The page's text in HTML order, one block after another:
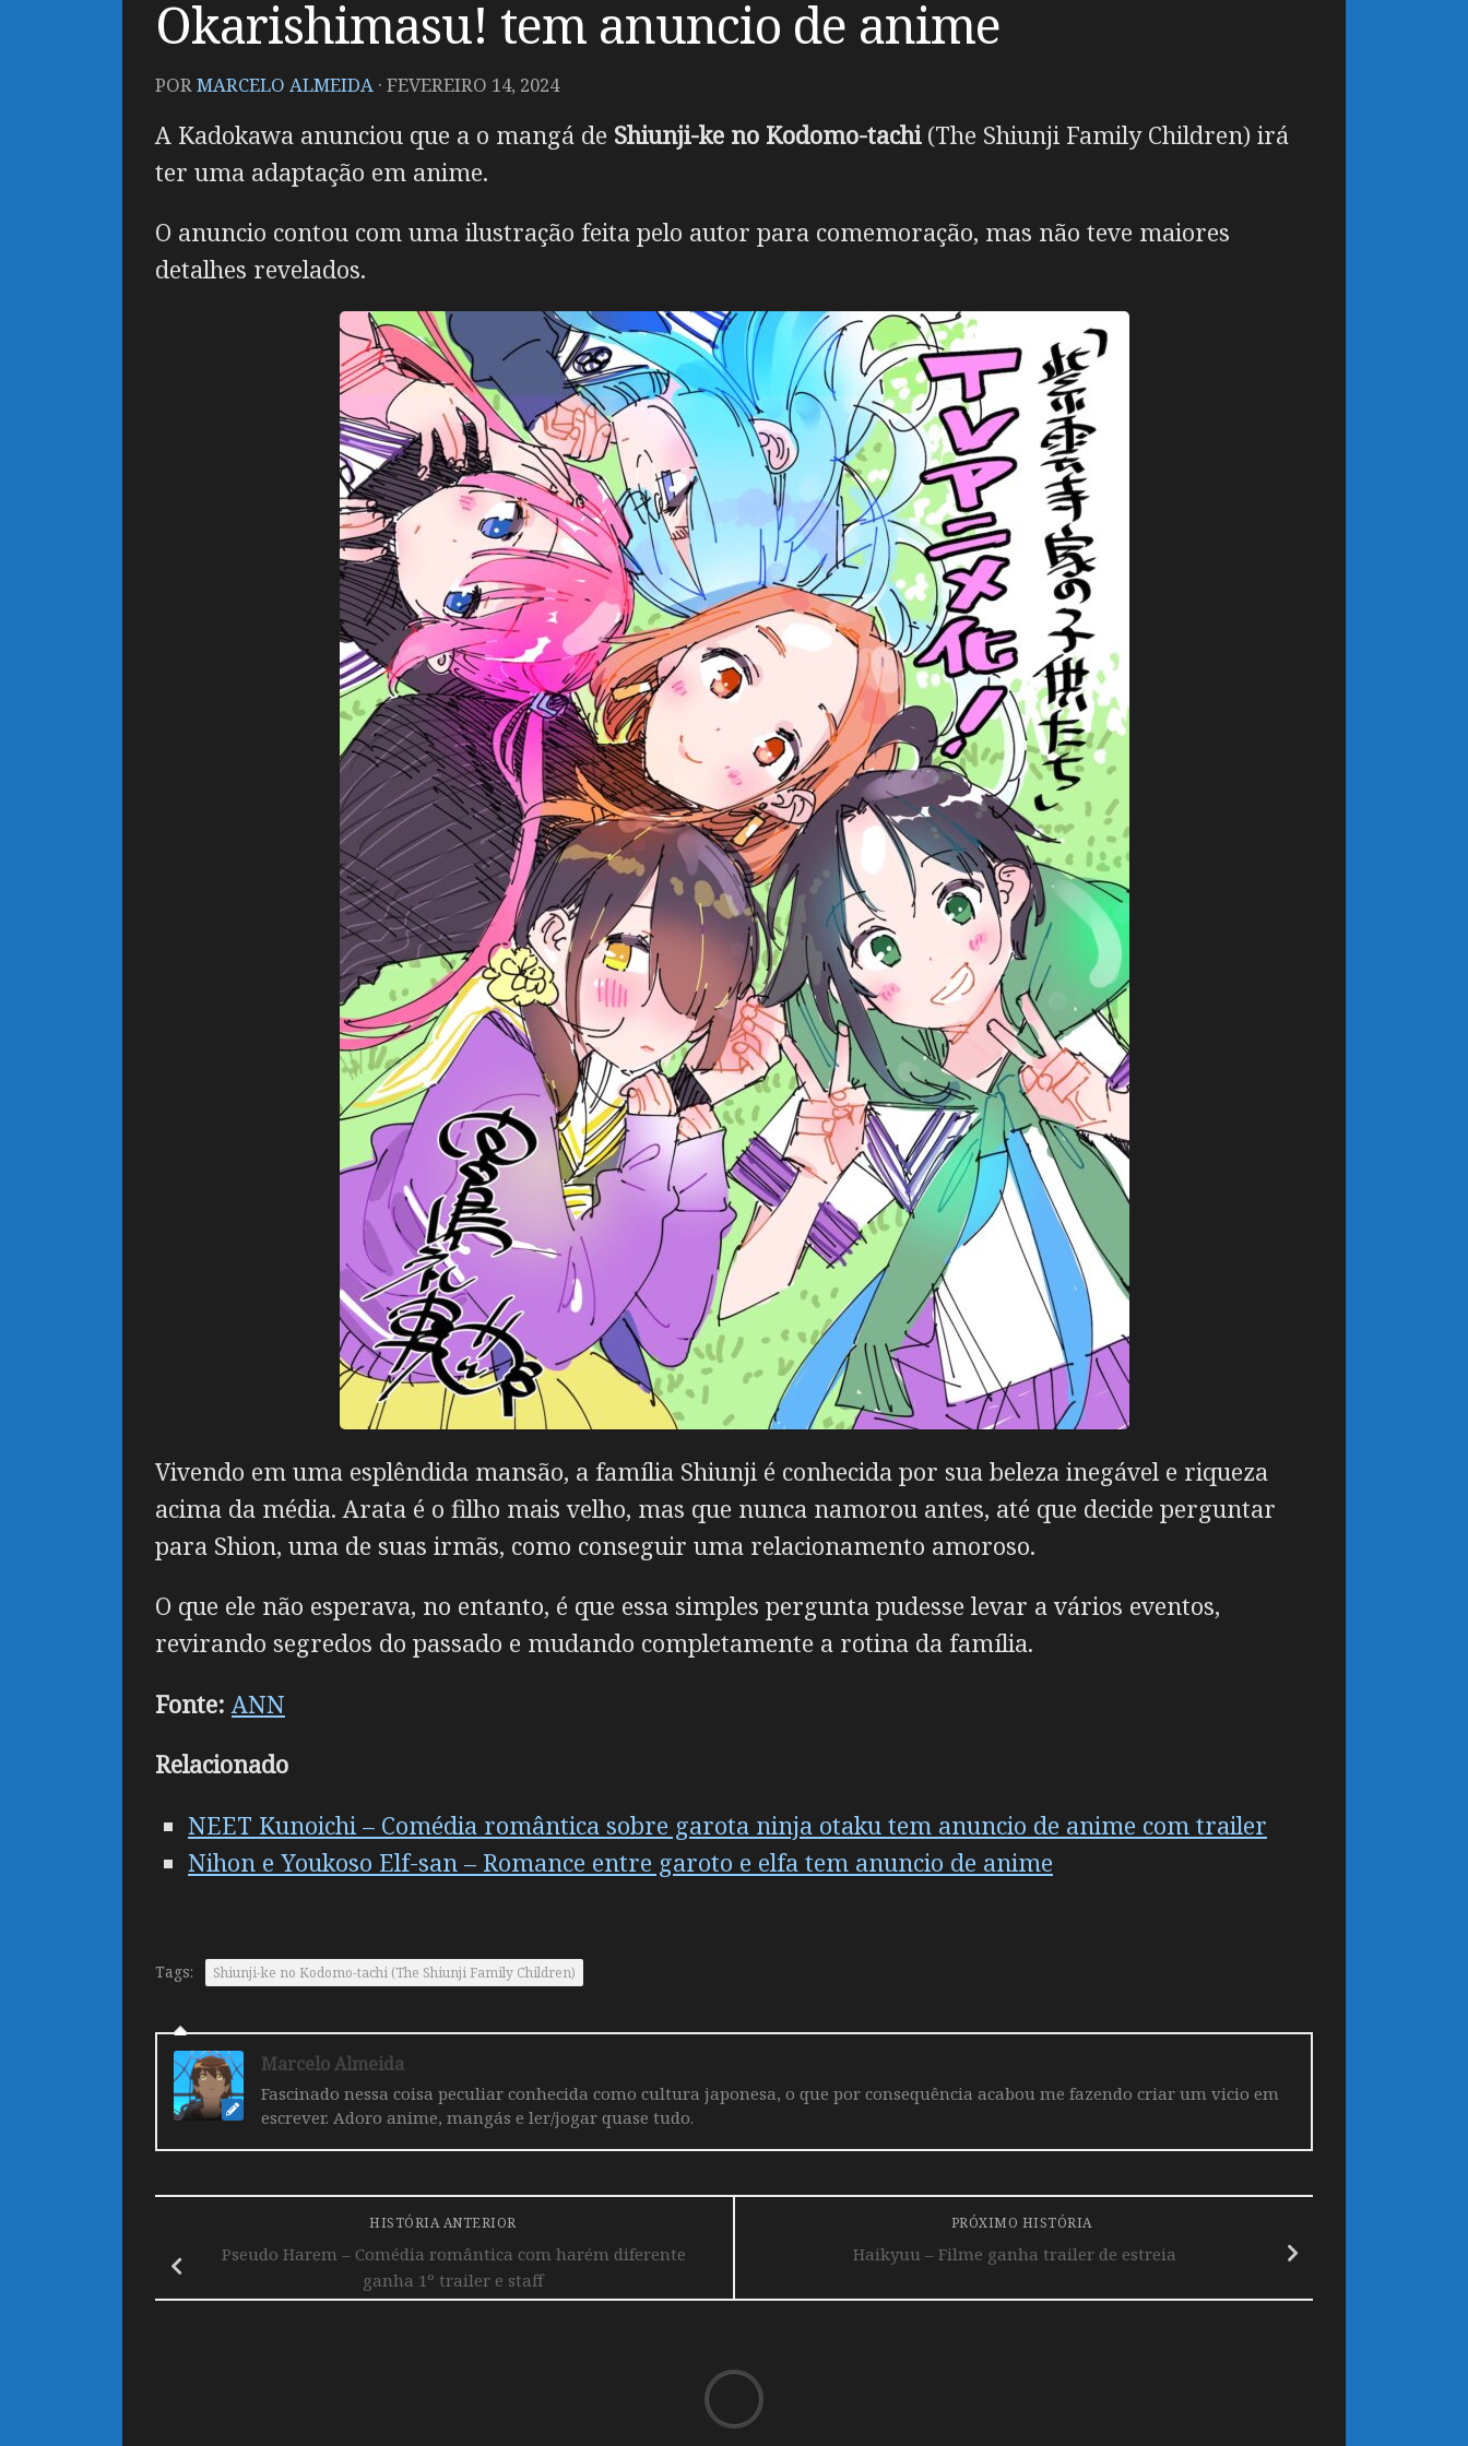
Okarishimasu! tem anuncio de anime
PORMARCELO ALMEIDA · FEVEREIRO 14, 2024
A Kadokawa anunciou que a o mangá de Shiunji-ke no Kodomo-tachi(The Shiunji Family Children) irá
ter uma adaptação em anime.
O anuncio contou com uma ilustração feita pelo autor para comemoração, mas não teve maiores
detalhes revelados.
Vivendo em uma esplêndida mansão, a família Shiunji é conhecida por sua beleza inegável e riqueza
acima da média. Arata é o filho mais velho, mas que nunca namorou antes, até que decide perguntar
para Shion, uma de suas irmãs, como conseguir uma relacionamento amoroso.
O que ele não esperava, no entanto, é que essa simples pergunta pudesse levar a vários eventos,
revirando segredos do passado e mudando completamente a rotina da família.
Fonte: ANN
Relacionado
NEET Kunoichi – Comédia romântica sobre garota ninja otaku tem anuncio de anime com trailer
Nihon e Youkoso Elf-san – Romance entre garoto e elfa tem anuncio de anime
Tags: Shiunji-ke no Kodomo-tachi (The Shiunji Family Children)
Marcelo Almeida
Fascinado nessa coisa peculiar conhecida como cultura japonesa, o que por consequência acabou me fazendo criar um vicio em
escrever. Adoro anime, mangás e ler/jogar quase tudo.
PRÓXIMO HISTÓRIA
Haikyuu – Filme ganha trailer de estreia
HISTÓRIA ANTERIOR
Pseudo Harem – Comédia romântica com harém diferente
ganha 1º trailer e staff